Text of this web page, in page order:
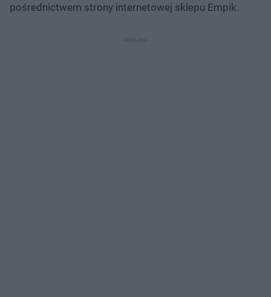
pośrednictwem strony internetowej sklepu Empik.